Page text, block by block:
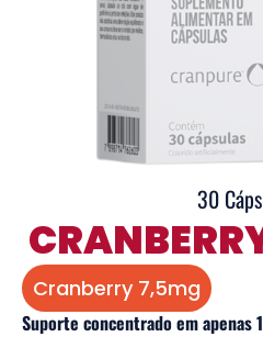
30
Cranberry 7,5mg
Suporte concentrado em apenas